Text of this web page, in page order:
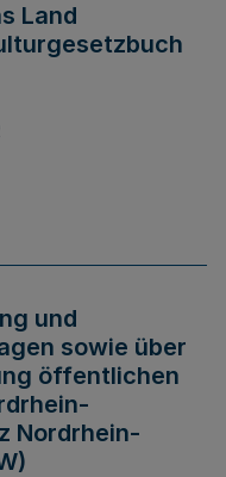
Land
und
sowie über
öffentlichen
Nordrhein-